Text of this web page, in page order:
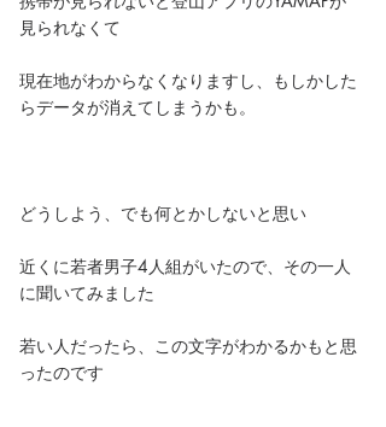
見られなくて
現在地がわからなくなりますし、もしかした
らデータが消えてしまうかも。
どうしよう、でも何とかしないと思い
近くに若者男子4人組がいたので、その一人
に聞いてみました
若い人だったら、この文字がわかるかもと思
ったのです